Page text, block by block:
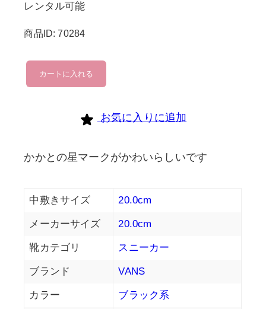
レンタル可能
商品ID: 70284
vans
個
カートに入れる
お気に入りに追加
かかとの星マークがかわいらしいです
中敷きサイズ 20.0cm
メーカーサイズ 20.0cm
靴カテゴリ スニーカー
ブランド VANS
カラー ブラック系